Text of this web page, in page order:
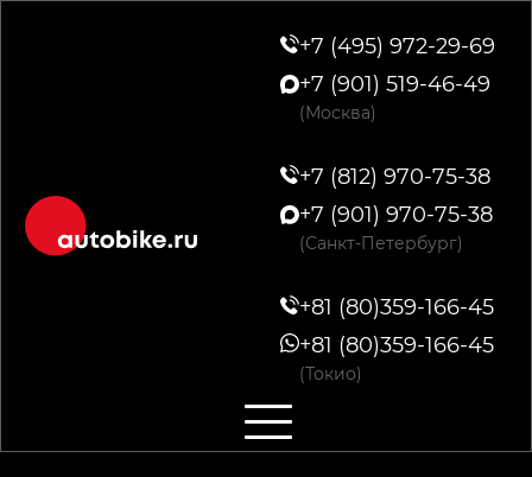
+7 (495) 972-29-69
+7 (901) 519-46-49
(Москва)
+7 (812) 970-75-38
+7 (901) 970-75-38
(Санкт-Петербург)
+81 (80)359-166-45
+81 (80)359-166-45
(Токио)